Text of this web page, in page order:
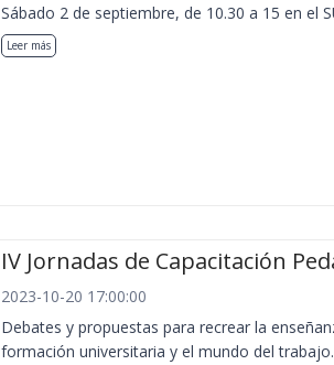
Sábado 2 de septiembre, de 10.30 a 15 en el
Leer más
IV Jornadas de Capacitación
2023-10-20 17:00:00
Debates y propuestas para recrear la
formación universitaria y el mundo del